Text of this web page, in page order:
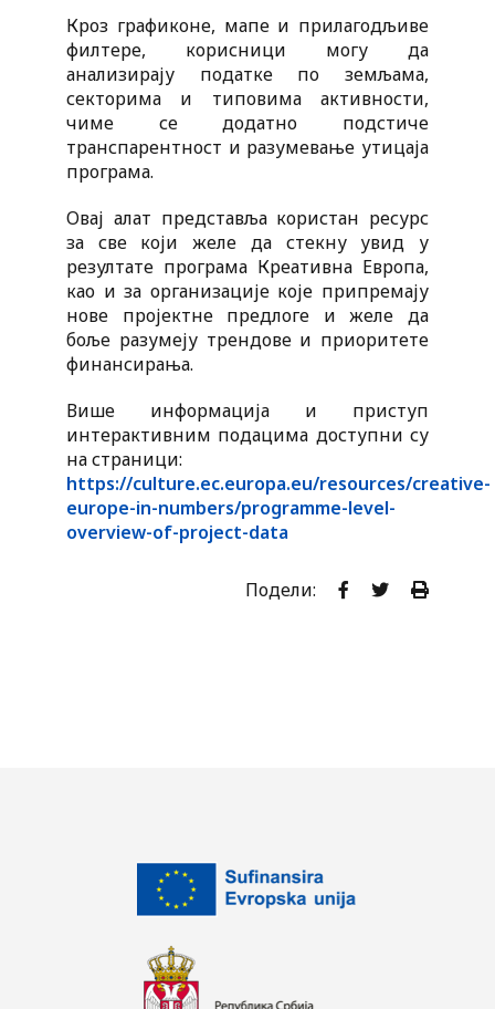
Кроз графиконе, мапе и прилагодљиве
филтере, корисници могу да
анализирају податке по земљама,
секторима и типовима активности,
чиме се додатно подстиче
транспарентност и разумевање утицаја
програма.
Овај алат представља користан ресурс
за све који желе да стекну увид у
резултате програма Креативна Европа,
као и за организације које припремају
нове пројектне предлоге и желе да
боље разумеју трендове и приоритете
финансирања.
Више информација и приступ
интерактивним подацима доступни су
на страници:
https://culture.ec.europa.eu/resources/creative-
europe-in-numbers/programme-level-
overview-of-project-data
Подели: